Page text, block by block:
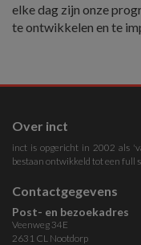
elke dag zijn onze
te ontwikkelen en te
Over inct
inct is opgericht in 2002 als
bestaan ontwikkeld tot een full
Contactgegevens
Post- en bezoekadres
Veenweg 34E
2631 CL Nootdorp